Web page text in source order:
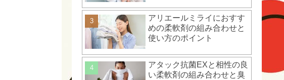
アリエールミライにおすす
めの柔軟剤の組み合わせと
使い方のポイント
アタック抗菌EXと相性の良
い柔軟剤の組み合わせと臭